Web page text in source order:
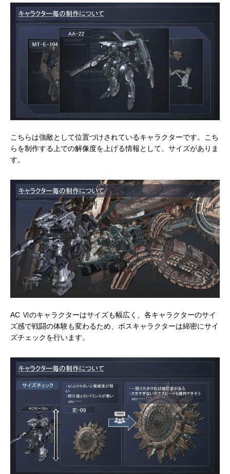
こちらは強敵として位置づけされているキャラクターです。こち
らを制作する上での解像度を上げる情報として、サイズがありま
す。
AC Ⅵのキャラクターはサイズも幅広く、各キャラクターのサイ
ズ感で戦闘の体験も変わるため、ボスキャラクターは綿密にサイ
ズチェックを行います。